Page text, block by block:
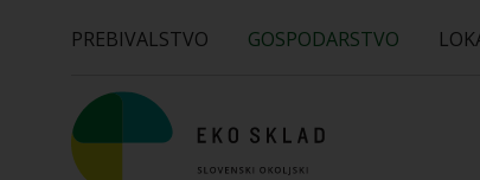
PREBIVALSTVO GOSPODARSTVO